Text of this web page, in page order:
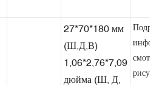
27*70*180 мм
(Ш,Д,В)
1,06*2,76*7,09
дюйма (Ш, Д,